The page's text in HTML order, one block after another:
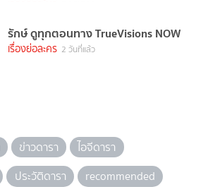
รักษ์ ดูทุกตอนทาง TrueVisions NOW
เรื่องย่อละคร 2 วันที่แล้ว
ข่าวดารา
ไอจีดารา
ประวัติดารา
recommended